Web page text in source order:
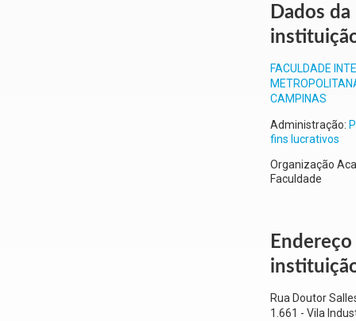
Dados da
FACULDADE
CAMPINAS
Administração:
fins lucrativos
Organização
Faculdade
Endereço
Rua Doutor
1.661 - Vila